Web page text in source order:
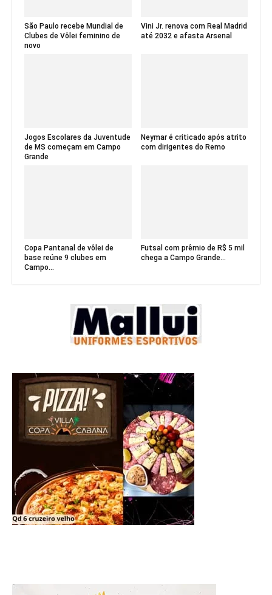
São Paulo recebe Mundial de
Clubes de Vôlei feminino de
novo
Vini Jr. renova com Real Madrid
até 2032 e afasta Arsenal
Jogos Escolares da Juventude
de MS começam em Campo
Grande
Neymar é criticado após atrito
com dirigentes do Remo
Copa Pantanal de vôlei de
base reúne 9 clubes em
Campo...
Futsal com prêmio de R$ 5 mil
chega a Campo Grande...